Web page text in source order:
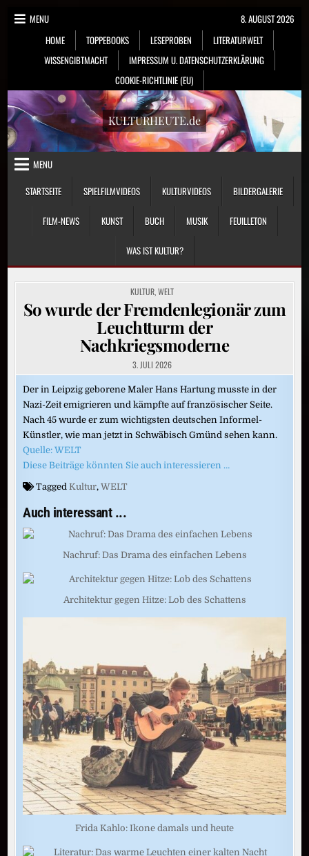
Skip
MENU
HOME
TOPPEBOOKS LESEPROBEN
LITERATURWELT
WISSENGIBTMACHT
IMPRESSUM U. DATENSCHUTZERKLÄRUNG
COOKIE-RICHTLINIE (EU)
8. AUGUST 2026
KULTURHEUTE.de
MENU
STARTSEITE
SPIELFILMVIDEOS KULTURVIDEOS BILDERGALERIE
FILM-NEWS KUNST BUCH MUSIK FEUILLETON
WAS IST KULTUR?
POSTED
IN
KULTUR,WELT
So wurde der Fremdenlegionär zum
Leuchtturm der
Nachkriegsmoderne
3. JULI 2026
Der in Leipzig geborene Maler Hans Hartung musste in der
Nazi-Zeit emigrieren und kämpfte auf französischer Seite.
Nach 45 wurde er zum wichtigsten deutschen Informel-
Künstler, wie man jetzt in Schwäbisch Gmünd sehen kann.
Quelle: WELT
Diese Beiträge könnten Sie auch interessieren …
Tagged Kultur,WELT
Auch interessant ...
Nachruf: Das Drama des einfachen Lebens
Architektur gegen Hitze: Lob des Schattens
Frida Kahlo: Ikone damals und heute